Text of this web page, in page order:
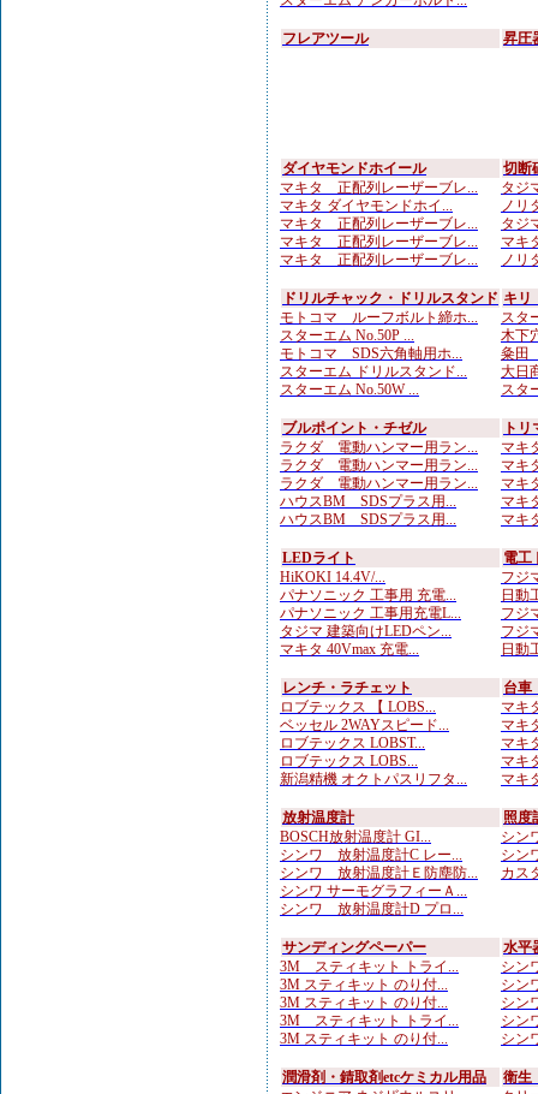
フレアツール 昇圧
ダイヤモンドホイール
マキタ 正配列レーザーブレ...
マキタ ダイヤモンドホイ...
マキタ 正配列レーザーブレ...
マキタ 正配列レーザーブレ...
マキタ 正配列レーザーブレ...
切断
タジ
ノリ
タジ
マキ
ノリ
ドリルチャック・ドリルスタンド
モトコマ ルーフボルト締ホ...
スターエム No.50P ...
モトコマ SDS六角軸用ホ...
スターエム ドリルスタンド...
スターエム No.50W ...
キリ
スタ
木下
粂田
大日
スタ
ブルポイント・チゼル
ラクダ 電動ハンマー用ラン...
ラクダ 電動ハンマー用ラン...
ラクダ 電動ハンマー用ラン...
ハウスBM SDSプラス用...
ハウスBM SDSプラス用...
ト
マキ
マキ
マキ
マキ
マキ
LEDライト
HiKOKI 14.4V/...
パナソニック 工事用 充電...
パナソニック 工事用充電L...
タジマ 建築向けLEDペン...
マキタ 40Vmax 充電...
電工
フジ
日動
フジ
フジ
日動
レンチ・ラチェット
ロブテックス 【 LOBS...
ベッセル 2WAYスピード...
ロブテックス LOBST...
ロブテックス LOBS...
新潟精機 オクトパスリフタ...
台車
マキ
マキ
マキ
マキ
マキ
放射温度計
BOSCH放射温度計 GI...
シンワ 放射温度計C レー...
シンワ 放射温度計Ｅ防塵防...
シンワ サーモグラフィーＡ...
シンワ 放射温度計D プロ...
照度
シン
シン
カス
サンディングペーパー
3M スティキット トライ...
3M スティキット のり付...
3M スティキット のり付...
3M スティキット トライ...
3M スティキット のり付...
水平
シン
シン
シン
シン
シン
潤滑剤・錆取剤etcケミカル用品
衛生